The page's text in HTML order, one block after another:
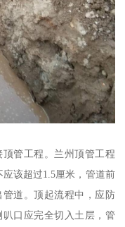
管工程。兰州顶管工程
该超过1.5厘米，管道前
道。顶起流程中，应防
口应完全切入土层，管